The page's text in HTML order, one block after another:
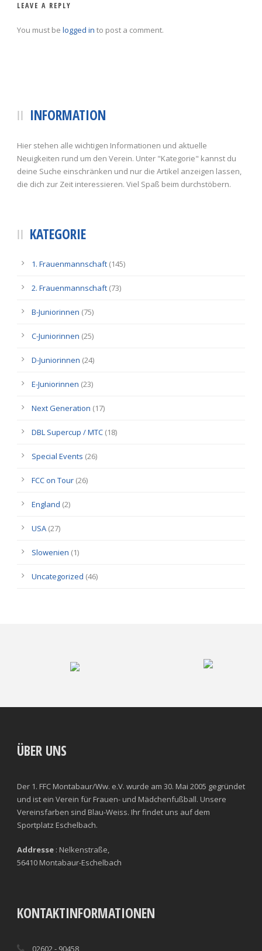
LEAVE A REPLY
You must be logged in to post a comment.
INFORMATION
Hier stehen alle wichtigen Informationen und aktuelle
Neuigkeiten rund um den Verein. Unter "Kategorie" kannst du
deine Suche einschränken und nur die Artikel anzeigen lassen,
die dich zur Zeit interessieren. Viel Spaß beim durchstöbern.
KATEGORIE
1. Frauenmannschaft (145)
2. Frauenmannschaft (73)
B-Juniorinnen (75)
C-Juniorinnen (25)
D-Juniorinnen (24)
E-Juniorinnen (23)
Next Generation (17)
DBL Supercup / MTC (18)
Special Events (26)
FCC on Tour (26)
England (2)
USA (27)
Slowenien (1)
Uncategorized (46)
ÜBER UNS
Der 1. FFC Montabaur/Ww. e.V. wurde am 30. Mai 2005 gegründet
und ist ein Verein für Frauen- und Mädchenfußball. Unsere
Vereinsfarben sind Blau-Weiss. Ihr findet uns auf dem
Sportplatz Eschelbach.
Addresse : Nelkenstraße,
56410 Montabaur-Eschelbach
KONTAKTINFORMATIONEN
02602 - 90458